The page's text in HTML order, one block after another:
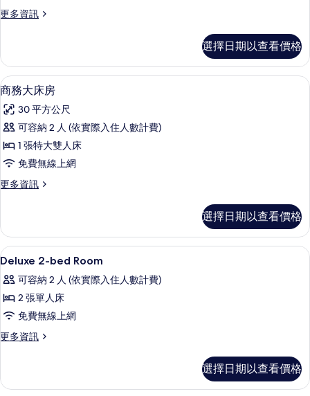
的
有
相
片
更多資訊
更
雙
床
房
詳
情
選擇日期以查看價格
顯
示
商
務
大
房
所
有
相
片
羽絨被、舒適加層、迷你吧、客房內保
15
商務大床房
30 平方公尺
可容納 2 人 (依實際入住人數計費)
1 張特大雙人床
免費無線上網
更多資訊
更
大
床
房
詳
情
選擇日期以查看價格
顯
示
Deluxe
2-
bed
Room
有
羽絨被、舒適加層、迷你吧、客房內保
6
Deluxe 2-bed Room
可容納 2 人 (依實際入住人數計費)
2 張單人床
免費無線上網
更多資訊
更
bed
選擇日期以查看價格